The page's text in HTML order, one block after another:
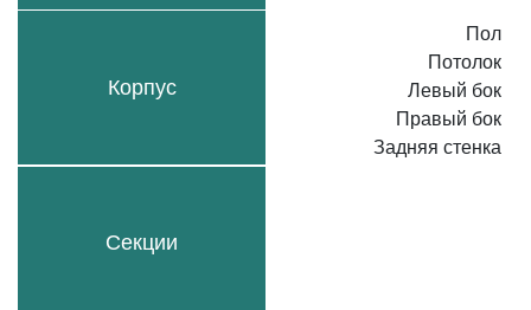
Корпус
Секции
Пол
Потолок
Левый бок
Правый бок
Задняя стенка